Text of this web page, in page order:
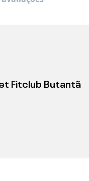
Fitclub Butantã